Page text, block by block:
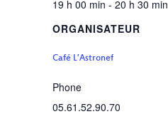
19 h 00 min - 20 h 30 min
ORGANISATEUR
Café L’Astronef
Phone
05.61.52.90.70